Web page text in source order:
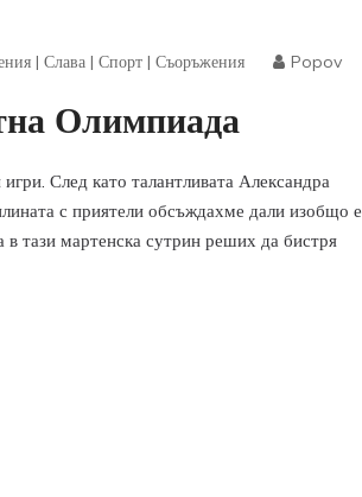
| Слава | Спорт | Съоръжения Popov
Олимпиада
След като талантливата Александра
с приятели обсъждахме дали изобщо е
тази мартенска сутрин реших да бистря